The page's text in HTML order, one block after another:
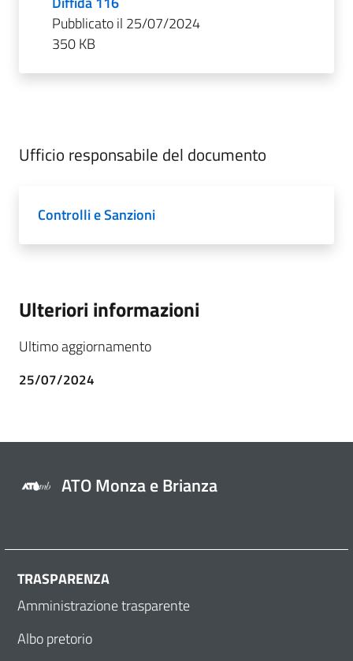
Pubblicato il 25/07/2024
350 KB
Ufficio responsabile del documento
Controlli e Sanzioni
Ulteriori informazioni
Ultimo aggiornamento
25/07/2024
ATO Monza e Brianza
TRASPARENZA
Amministrazione trasparente
Albo pretorio